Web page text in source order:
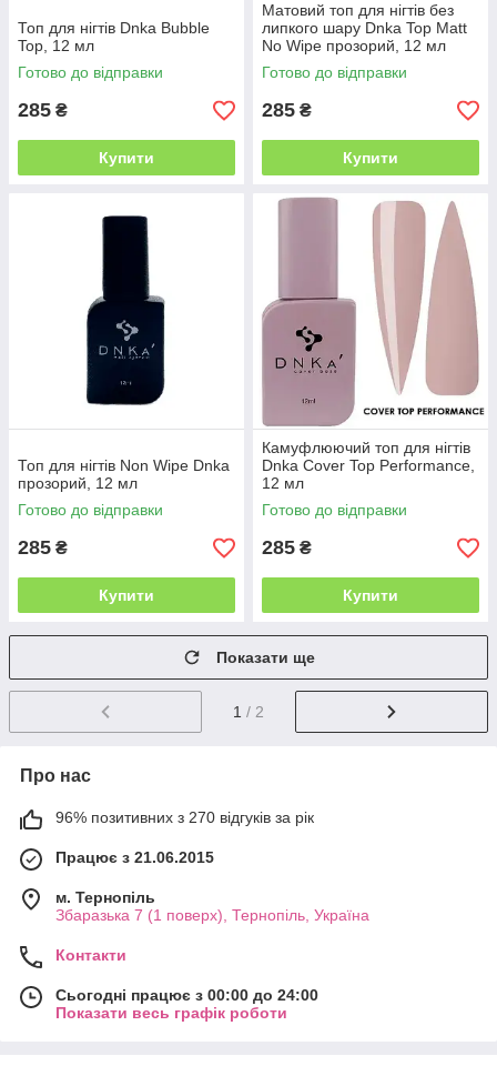
Топ для нігтів Dnka Bubble
Top, 12 мл
Готово до відправки
285 ₴
Купити
Матовий топ для нігтів без
липкого шару Dnka Top Matt
No Wipe прозорий, 12 мл
Готово до відправки
285 ₴
Купити
Топ для нігтів Non Wipe Dnka
прозорий, 12 мл
Готово до відправки
285 ₴
Купити
Камуфлюючий топ для нігтів
Dnka Cover Top Performance,
12 мл
Готово до відправки
285 ₴
Купити
Показати ще
1 / 2
Про нас
96% позитивних з 270 відгуків за рік
Працює з 21.06.2015
м. Тернопіль
Збаразька 7 (1 поверх), Тернопіль, Україна
Контакти
Сьогодні працює з 00:00 до 24:00
Показати весь графік роботи